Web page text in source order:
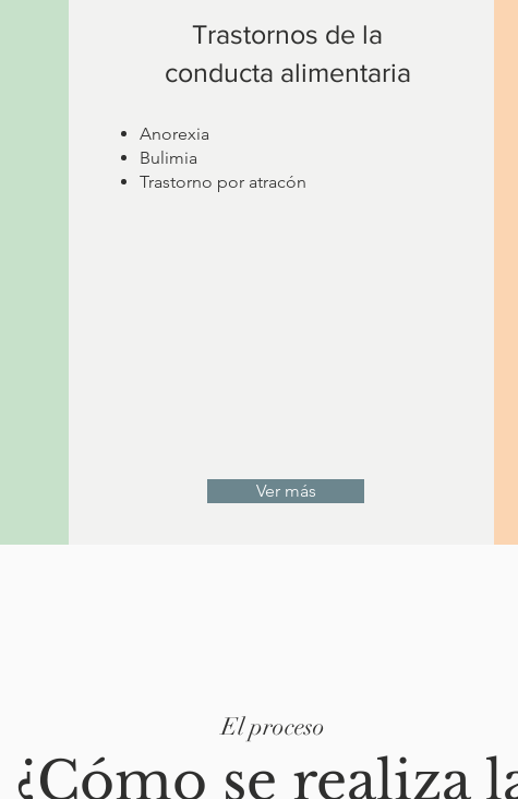
Trastornos de la
conducta alimentaria
Anorexia
Bulimia
Trastorno por atracón
Ver más
El proceso
¿Cómo se realiza